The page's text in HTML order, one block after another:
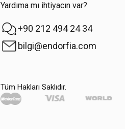
Yardıma mı ihtiyacın var?
+90 212 494 24 34
bilgi@endorfia.com
Tüm Hakları Saklıdır.